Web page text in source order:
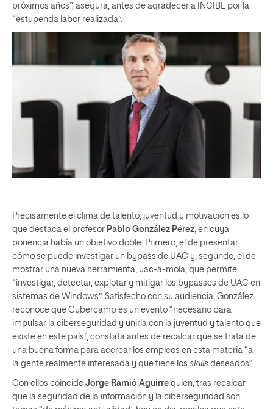
próximos años”, asegura, antes de agradecer a INCIBE por la
“estupenda labor realizada”.
Precisamente el clima de talento, juventud y motivación es lo
que destaca el profesor Pablo González Pérez, en cuya
ponencia había un objetivo doble. Primero, el de presentar
cómo se puede investigar un bypass de UAC y, segundo, el de
mostrar una nueva herramienta, uac-a-mola, que permite
“investigar, detectar, explotar y mitigar los bypasses de UAC en
sistemas de Windows”. Satisfecho con su audiencia, González
reconoce que Cybercamp es un evento “necesario para
impulsar la ciberseguridad y unirla con la juventud y talento que
existe en este país”, constata antes de recalcar que se trata de
una buena forma para acercar los empleos en esta materia “a
la gente realmente interesada y que tiene los skills deseados”.
Con ellos coincide Jorge Ramió Aguirre quien, tras recalcar
que la seguridad de la información y la ciberseguridad son